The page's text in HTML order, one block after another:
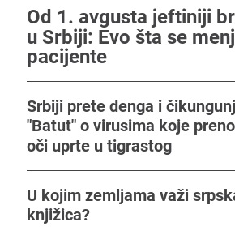
Od 1. avgusta jeftiniji
u Srbiji: Evo šta se
pacijente
Srbiji prete denga i
"Batut" o virusima koje
oči uprte u tigrastog
U kojim zemljama važi
knjižica?